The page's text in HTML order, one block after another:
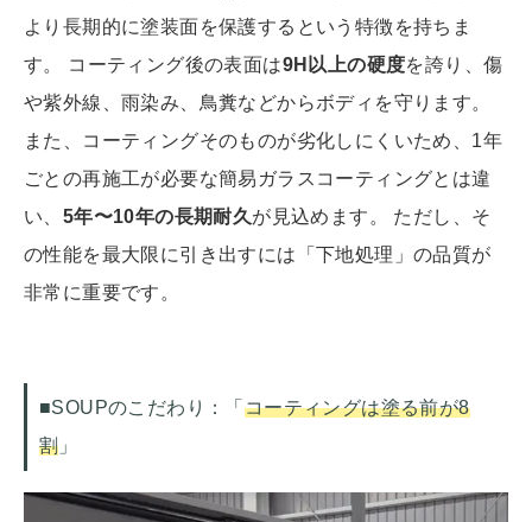
より長期的に塗装面を保護するという特徴を持ちま
す。 コーティング後の表面は9H以上の硬度を誇り、傷
や紫外線、雨染み、鳥糞などからボディを守ります。
また、コーティングそのものが劣化しにくいため、1年
ごとの再施工が必要な簡易ガラスコーティングとは違
い、 5年〜10年の長期耐久が見込めます。 ただし、そ
の性能を最大限に引き出すには「下地処理」の品質が
非常に重要です。
■SOUPのこだわり：「 コーティングは塗る前が8
割 」